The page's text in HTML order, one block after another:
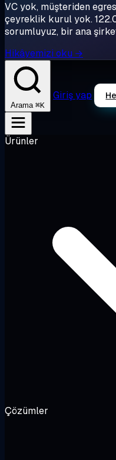
VC yok, müşteriden
çeyreklik kurul yok.
sorumluyuz, bir ana
Hikâyemizi oku →
Arama ⌘K
Giriş yap
Ürünler
Çözümler